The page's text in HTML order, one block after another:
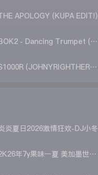
APOLOGY (KUPA EDIT!)
【韩风弹跳】BOK2 - Dancing Trumpet (Original Mix)
【韩风弹跳】S1000R (JOHNYRIGHTHERE REMIX)
炎夏日2026激情狂欢-DJ小冬
【沈风串烧】2K26年7y果味一夏 美加墨世界杯主题跳舞派对专辑 - Dj.阿帅